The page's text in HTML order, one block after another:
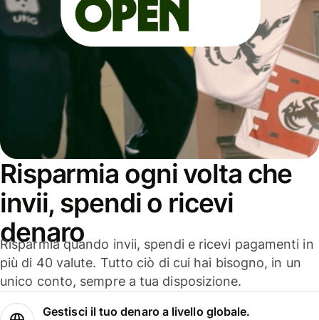
Risparmia ogni volta che
invii, spendi o ricevi
denaro
Risparmia quando invii, spendi e ricevi pagamenti in
più di 40 valute. Tutto ciò di cui hai bisogno, in un
unico conto, sempre a tua disposizione.
Gestisci il tuo denaro a livello globale.